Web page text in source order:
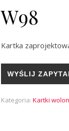
W98
Kartka
WYŚLIJ
Kategoria: Kartki